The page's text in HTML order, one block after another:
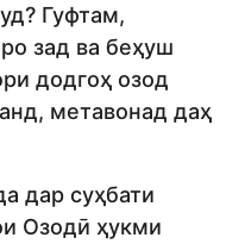
Гуфтам,
зад ва беҳуш
додгоҳ озод
метавонад даҳ
дар суҳбати
Озодӣ ҳукми